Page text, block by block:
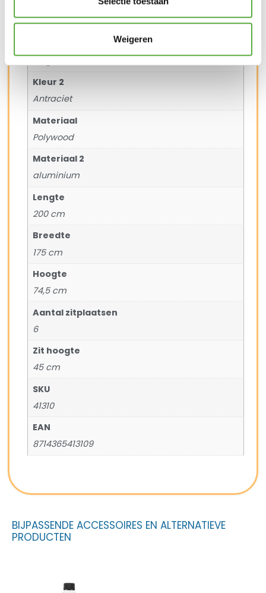
Weigeren
Lesli
Beige
Kleur 2
Antraciet
Materiaal
Polywood
Materiaal 2
aluminium
Lengte
200 cm
Breedte
175 cm
Hoogte
74,5 cm
Aantal zitplaatsen
6
Zit hoogte
45 cm
SKU
41310
EAN
8714365413109
BIJPASSENDE ACCESSOIRES EN ALTERNATIEVE
PRODUCTEN